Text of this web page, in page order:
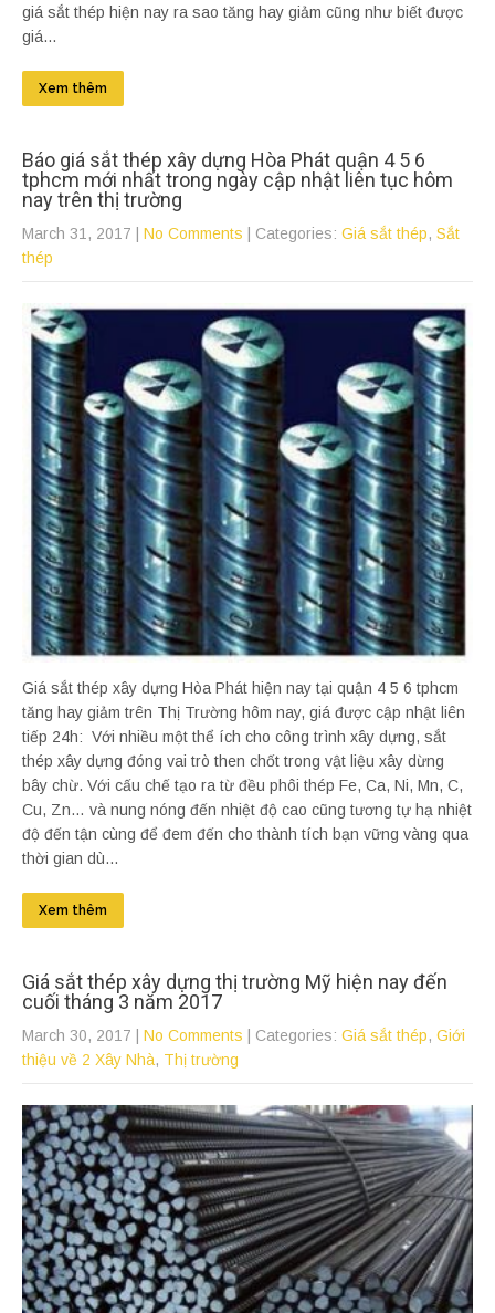
giá sắt thép hiện nay ra sao tăng hay giảm cũng như biết được
giá...
Xem thêm
Báo giá sắt thép xây dựng Hòa Phát quận 4 5 6
tphcm mới nhất trong ngày cập nhật liên tục hôm
nay trên thị trường
March 31, 2017 No Comments | Categories: Giá sắt thép, Sắt
thép
Giá sắt thép xây dựng Hòa Phát hiện nay tại quận 4 5 6 tphcm
tăng hay giảm trên Thị Trường hôm nay, giá được cập nhật liên
tiếp 24h: Với nhiều một thể ích cho công trình xây dựng, sắt
thép xây dựng đóng vai trò then chốt trong vật liệu xây dừng
bây chừ. Với cấu chế tạo ra từ đều phôi thép Fe, Ca, Ni, Mn, C,
Cu, Zn… và nung nóng đến nhiệt độ cao cũng tương tự hạ nhiệt
độ đến tận cùng để đem đến cho thành tích bạn vững vàng qua
thời gian dù...
Xem thêm
Giá sắt thép xây dựng thị trường Mỹ hiện nay đến
cuối tháng 3 năm 2017
March 30, 2017 No Comments | Categories: Giá sắt thép, Giới
thiệu về 2 Xây Nhà, Thị trường